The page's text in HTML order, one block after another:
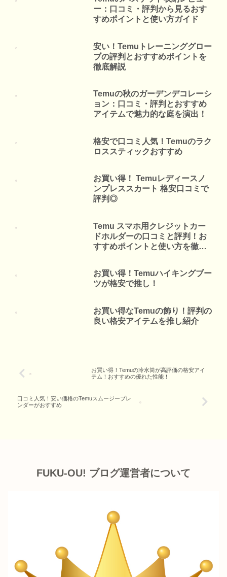
ー：口コミ・評判から見るおす
すめポイントと使い方ガイド
安い！Temuトレーニンググロー
ブの評判とおすすめポイントを
徹底解説
Temuの秋のガーデンデコレーシ
ョン：口コミ・評判とおすすめ
アイテムで魅力的な庭を演出！
格安で口コミ人気！Temuのラク
ロススティックおすすめ
お買い得！ Temuレディースノ
ンプレススカート 格安口コミで
評判◎
Temu スマホ用クレジットカー
ドホルダーの口コミと評判！お
すすめポイントと使い方を徹底
お買い得！Temuハイキングブー
ツが格安で推し！
お買い得なTemuの飾り！評判の
良い格安アイテムを推し紹介
お買い得！Temuの冷水筒が高評価の格安アイ
テム！おすすめの優れた性能！
口コミ人気！安い価格のTemuスムージーブレ
ンダーがおすすめ
FUKU-OU! ブログ運営者について